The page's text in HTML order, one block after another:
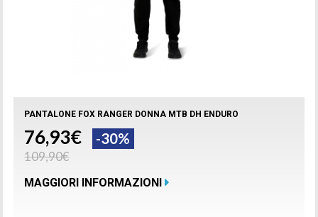
PANTALONE FOX RANGER DONNA MTB DH ENDURO
76,93€ -30%
109,90€
MAGGIORI INFORMAZIONI